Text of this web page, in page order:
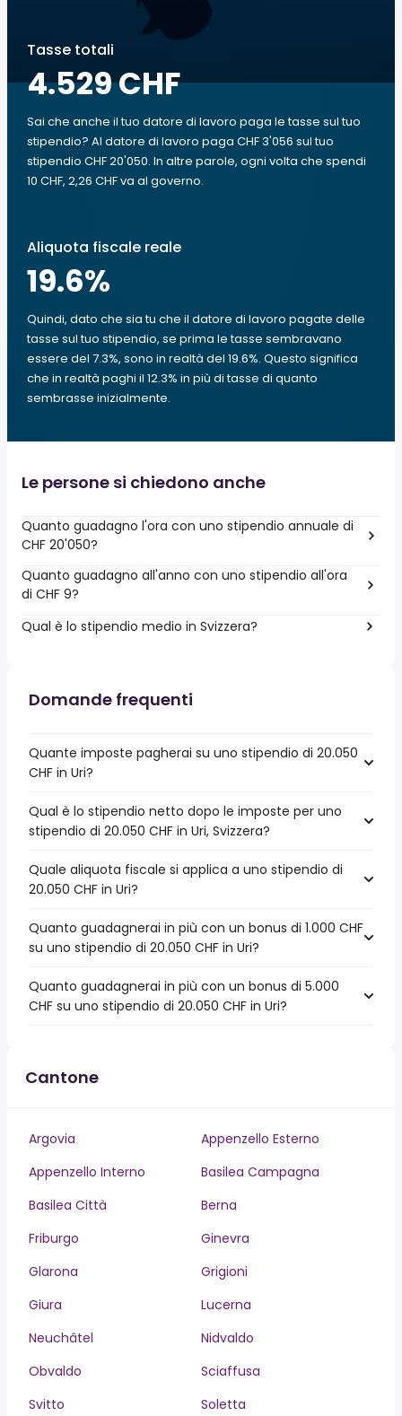
Tasse totali
4.529 CHF
Sai che anche il tuo datore di lavoro paga le tasse sul tuo
stipendio? Al datore di lavoro paga CHF 3'056 sul tuo
stipendio CHF 20'050. In altre parole, ogni volta che spendi
10 CHF, 2,26 CHF va al governo.
Aliquota fiscale reale
19.6%
Quindi, dato che sia tu che il datore di lavoro pagate delle
tasse sul tuo stipendio, se prima le tasse sembravano
essere del 7.3%, sono in realtà del 19.6%. Questo significa
che in realtà paghi il 12.3% in più di tasse di quanto
sembrasse inizialmente.
Le persone si chiedono anche
Quanto guadagno l'ora con uno stipendio annuale di
CHF 20'050?
Quanto guadagno all'anno con uno stipendio all'ora
di CHF 9?
Qual è lo stipendio medio in Svizzera?
Domande frequenti
Quante imposte pagherai su uno stipendio di 20.050
CHF in Uri?
Qual è lo stipendio netto dopo le imposte per uno
stipendio di 20.050 CHF in Uri, Svizzera?
Quale aliquota fiscale si applica a uno stipendio di
20.050 CHF in Uri?
Quanto guadagnerai in più con un bonus di 1.000 CHF
su uno stipendio di 20.050 CHF in Uri?
Quanto guadagnerai in più con un bonus di 5.000
CHF su uno stipendio di 20.050 CHF in Uri?
Cantone
Argovia
Appenzello Esterno
Appenzello Interno
Basilea Campagna
Basilea Città
Berna
Friburgo
Ginevra
Glarona
Grigioni
Giura
Lucerna
Neuchâtel
Nidvaldo
Obvaldo
Sciaffusa
Svitto
Soletta